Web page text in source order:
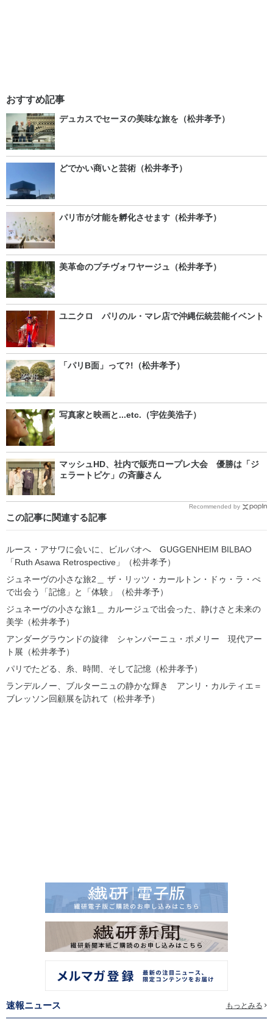
おすすめ記事
デュカスでセーヌの美味な旅を（松井孝予）
どでかい商いと芸術（松井孝予）
パリ市が才能を孵化させます（松井孝予）
美革命のプチヴォワヤージュ（松井孝予）
ユニクロ パリのル・マレ店で沖縄伝統芸能イベント
「パリB面」って?!（松井孝予）
写真家と映画と...etc.（宇佐美浩子）
マッシュHD、社内で販売ロープレ大会 優勝は「ジ
ェラートピケ」の斉藤さん
Recommended by
この記事に関連する記事
ルース・アサワに会いに、ビルバオへ GUGGENHEIM BILBAO
「Ruth Asawa Retrospective」（松井孝予）
ジュネーヴの小さな旅2＿ ザ・リッツ・カールトン・ドゥ・ラ・ぺ
で出会う「記憶」と「体験」（松井孝予）
ジュネーヴの小さな旅1＿ カルージュで出会った、静けさと未来の
美学（松井孝予）
アンダーグラウンドの旋律 シャンパーニュ・ポメリー 現代アー
ト展（松井孝予）
パリでたどる、糸、時間、そして記憶（松井孝予）
ランデルノー、ブルターニュの静かな輝き アンリ・カルティエ＝
ブレッソン回顧展を訪れて（松井孝予）
速報ニュース もっとみる